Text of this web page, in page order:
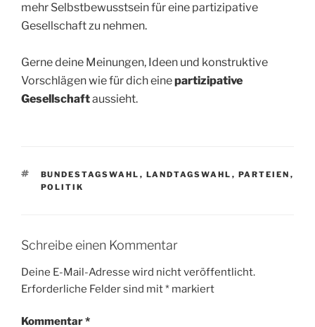
mehr Selbstbewusstsein für eine partizipative
Gesellschaft zu nehmen.
Gerne deine Meinungen, Ideen und konstruktive
Vorschlägen wie für dich einepartizipative
Gesellschaftaussieht.
SCHLAGWÖRTER
BUNDESTAGSWAHL , LANDTAGSWAHL , PARTEIEN ,
POLITIK
Schreibe einen Kommentar
Deine E-Mail-Adresse wird nicht veröffentlicht.
Erforderliche Felder sind mit* markiert
Kommentar*